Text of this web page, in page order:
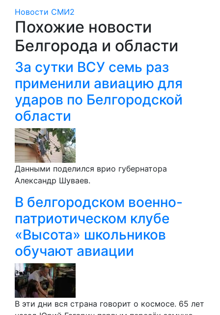
Новости СМИ2
Похожие новости
Белгорода и области
За сутки ВСУ семь раз
применили авиацию для
ударов по Белгородской
области
Данными поделился врио губернатора
Александр Шуваев.
В белгородском военно-
патриотическом клубе
«Высота» школьников
обучают авиации
В эти дни вся страна говорит о космосе. 65 лет